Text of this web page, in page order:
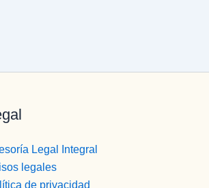
Legal Integral
legales
de privacidad